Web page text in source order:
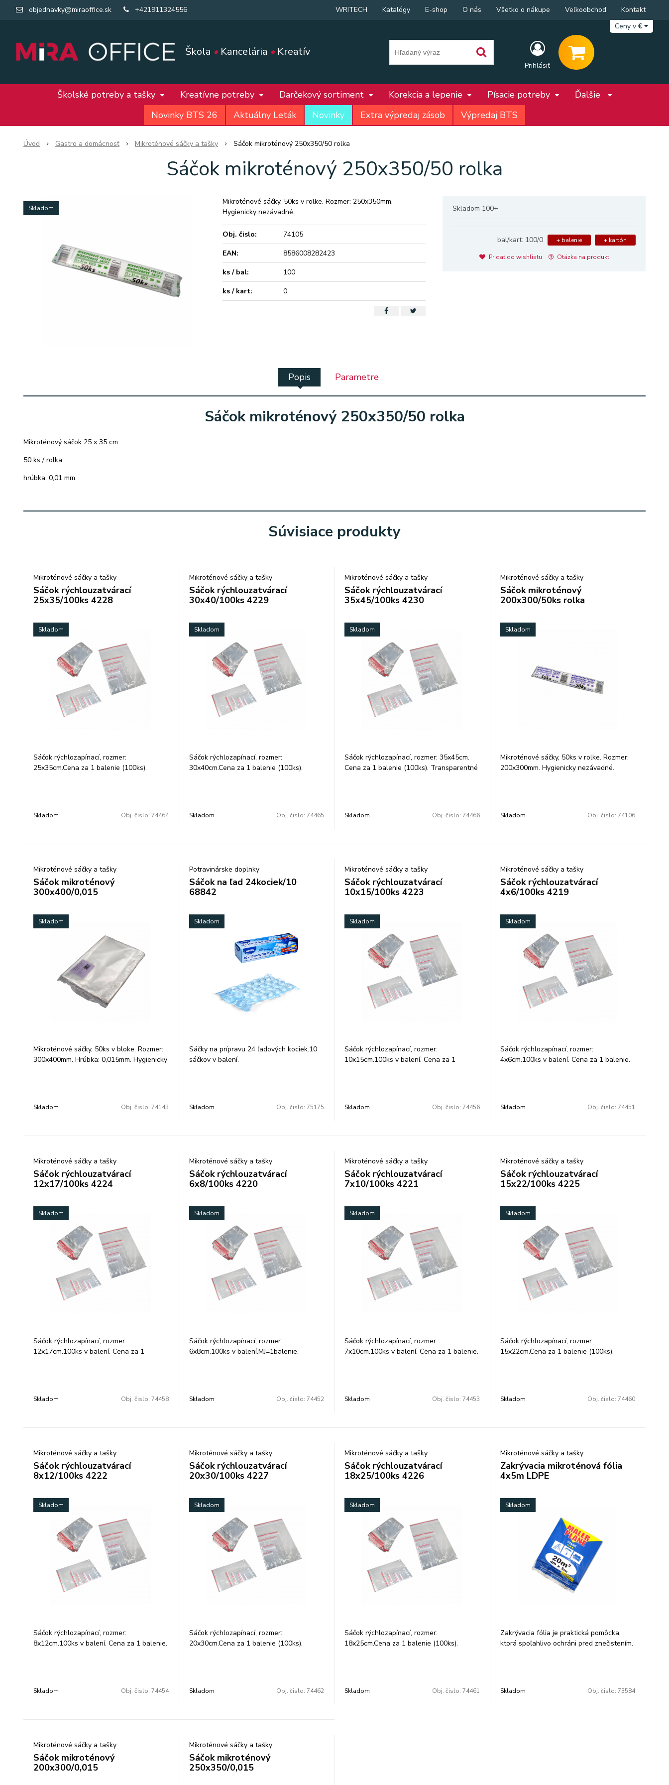
Škola •Kancelária •Kreatív
objednavky@miraoffice.sk +421911324556
Prihlásiť
WRITECH Katalógy E-shop O nás Všetko o nákupe Veľkoobchod
Kontakt
Ceny v€
Školské potreby a tašky Kreatívne potreby Darčekový sortiment Korekcia a lepenie Písacie potreby
Ďalšie
Novinky BTS 26
Aktuálny Leták Novinky Extra výpredaj zásob Výpredaj BTS
Úvod Gastro a domácnosť Mikroténové sáčky a tašky Sáčok mikroténový 250x350/50 rolka
Sáčok mikroténový 250x350/50 rolka
Skladom Skladom 100+
bal/kart: 100/0 + balenie + kartón
Pridať do wishlistu Otázka na produkt
Mikroténové sáčky, 50ks v rolke. Rozmer: 250x350mm.
Hygienicky nezávadné.
Obj. čislo:
74105
EAN:
8586008282423
ks / bal:
100
ks / kart:
0
Popis Parametre
Sáčok mikroténový 250x350/50 rolka
Mikroténový sáčok 25 x 35 cm
50 ks / rolka
hrúbka: 0,01 mm
Súvisiace produkty
Mikroténové sáčky a tašky
Sáčok rýchlouzatvárací
25x35/100ks 4228
Skladom
Sáčok rýchlozapínací, rozmer:
25x35cm.Cena za 1 balenie (100ks).
dielov, spojovacieho materiálu a súčiastok,
Skladom Obj. čislo: 74464
Mikroténové sáčky a tašky
Sáčok rýchlouzatvárací
30x40/100ks 4229
Skladom
Sáčok rýchlozapínací, rozmer:
30x40cm.Cena za 1 balenie (100ks).
dielov, spojovacieho materiálu a súčiastok,
Skladom Obj. čislo: 74465
Mikroténové sáčky a tašky
Sáčok rýchlouzatvárací
35x45/100ks 4230
Skladom
Sáčok rýchlozapínací, rozmer: 35x45cm.
Cena za 1 balenie (100ks). Transparentné
materiálu a súčiastok, ale aj potravín atď.
Skladom Obj. čislo: 74466
Mikroténové sáčky a tašky
Sáčok mikroténový
200x300/50ks rolka
Skladom
Mikroténové sáčky, 50ks v rolke. Rozmer:
200x300mm. Hygienicky nezávadné.
Skladom Obj. čislo: 74106
Mikroténové sáčky a tašky
Sáčok mikroténový
300x400/0,015
Skladom
Mikroténové sáčky, 50ks v bloke. Rozmer:
300x400mm. Hrúbka: 0,015mm. Hygienicky
Skladom Obj. čislo: 74143
Potravinárske doplnky
Sáčok na ľad 24kociek/10
68842
Skladom
Sáčky na prípravu 24 ľadových kociek.10
sáčkov v balení.
Skladom Obj. čislo: 75175
Mikroténové sáčky a tašky
Sáčok rýchlouzatvárací
10x15/100ks 4223
Skladom
Sáčok rýchlozapínací, rozmer:
10x15cm.100ks v balení. Cena za 1
dielov, spojovacieho materiálu a súčiastok,
Skladom Obj. čislo: 74456
Mikroténové sáčky a tašky
Sáčok rýchlouzatvárací
4x6/100ks 4219
Skladom
Sáčok rýchlozapínací, rozmer:
4x6cm.100ks v balení. Cena za 1 balenie.
dielov, spojovacieho materiálu a súčiastok,
Skladom Obj. čislo: 74451
Mikroténové sáčky a tašky
Sáčok rýchlouzatvárací
12x17/100ks 4224
Skladom
Sáčok rýchlozapínací, rozmer:
12x17cm.100ks v balení. Cena za 1
dielov, spojovacieho materiálu a súčiastok,
Skladom Obj. čislo: 74458
Mikroténové sáčky a tašky
Sáčok rýchlouzatvárací
6x8/100ks 4220
Skladom
Sáčok rýchlozapínací, rozmer:
6x8cm.100ks v balení.MJ=1balenie.
dielov, spojovacieho materiálu a súčiastok,
Skladom Obj. čislo: 74452
Mikroténové sáčky a tašky
Sáčok rýchlouzatvárací
7x10/100ks 4221
Skladom
Sáčok rýchlozapínací, rozmer:
7x10cm.100ks v balení. Cena za 1 balenie.
dielov, spojovacieho materiálu a súčiastok,
Skladom Obj. čislo: 74453
Mikroténové sáčky a tašky
Sáčok rýchlouzatvárací
15x22/100ks 4225
Skladom
Sáčok rýchlozapínací, rozmer:
15x22cm.Cena za 1 balenie (100ks).
dielov, spojovacieho materiálu a súčiastok,
Skladom Obj. čislo: 74460
Mikroténové sáčky a tašky
Sáčok rýchlouzatvárací
8x12/100ks 4222
Skladom
Sáčok rýchlozapínací, rozmer:
8x12cm.100ks v balení. Cena za 1 balenie.
dielov, spojovacieho materiálu a súčiastok,
Skladom Obj. čislo: 74454
Mikroténové sáčky a tašky
Sáčok rýchlouzatvárací
20x30/100ks 4227
Skladom
Sáčok rýchlozapínací, rozmer:
20x30cm.Cena za 1 balenie (100ks).
dielov, spojovacieho materiálu a súčiastok,
Skladom Obj. čislo: 74462
Mikroténové sáčky a tašky
Sáčok rýchlouzatvárací
18x25/100ks 4226
Skladom
Sáčok rýchlozapínací, rozmer:
18x25cm.Cena za 1 balenie (100ks).
dielov, spojovacieho materiálu a súčiastok,
Skladom Obj. čislo: 74461
Mikroténové sáčky a tašky
Zakrývacia mikroténová fólia
4x5m LDPE
Skladom
Zakrývacia fólia je praktická pomôcka,
ktorá spoľahlivo ochráni pred znečistením.
Skladom Obj. čislo: 73584
Mikroténové sáčky a tašky
Sáčok mikroténový
200x300/0,015
Mikroténové sáčky a tašky
Sáčok mikroténový
250x350/0,015